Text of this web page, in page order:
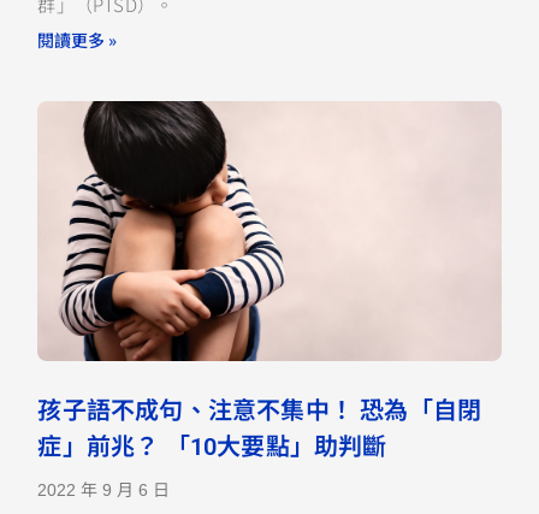
閱讀更多 »
孩子語不成句、注意不集中！ 恐為「自閉
症」前兆？ 「10大要點」助判斷
2022 年 9 月 6 日